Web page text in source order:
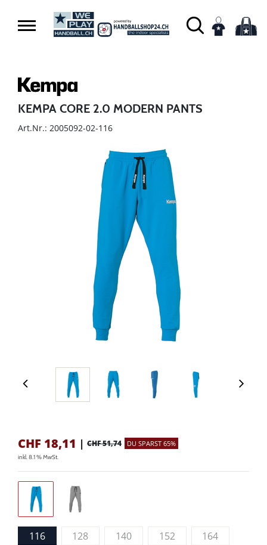
KEMPA CORE 2.0 MODERN PANTS
Art.Nr.: 2005092-02-116
CHF 18,11 | CHF 51,74 DU SPARST 65%
inkl. 8.1 % MwSt.
116 128 140 152
164